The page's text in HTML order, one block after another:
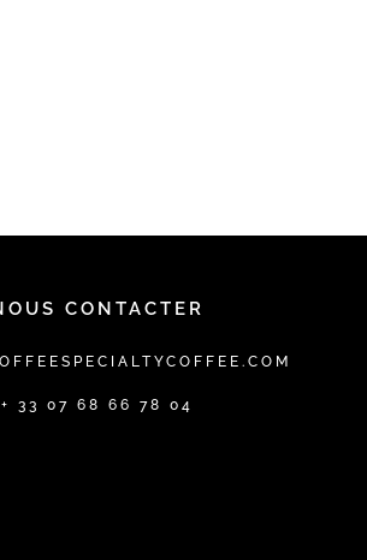
CONTACTER
+ 33 07 68 66 78 04